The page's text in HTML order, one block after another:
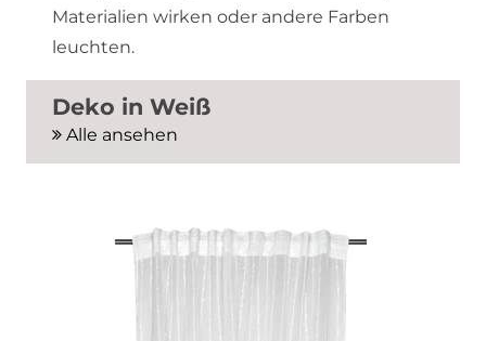
Materialien wirken oder andere Farben
leuchten.
Deko in Weiß
Alle ansehen